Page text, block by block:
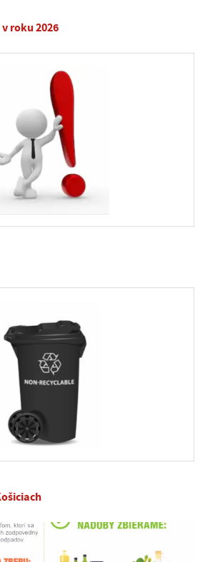
roku 2026